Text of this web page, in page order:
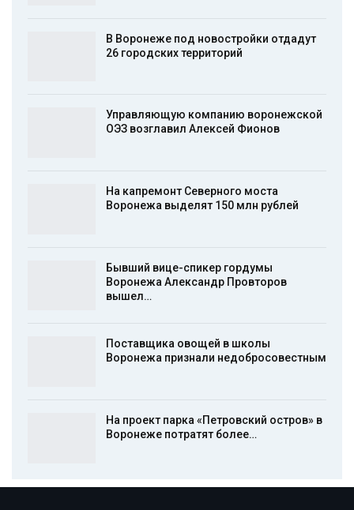
В Воронеже под новостройки отдадут
26 городских территорий
Управляющую компанию воронежской
ОЭЗ возглавил Алексей Фионов
На капремонт Северного моста
Воронежа выделят 150 млн рублей
Бывший вице-спикер гордумы
Воронежа Александр Провторов
вышел…
Поставщика овощей в школы
Воронежа признали недобросовестным
На проект парка «Петровский остров» в
Воронеже потратят более…